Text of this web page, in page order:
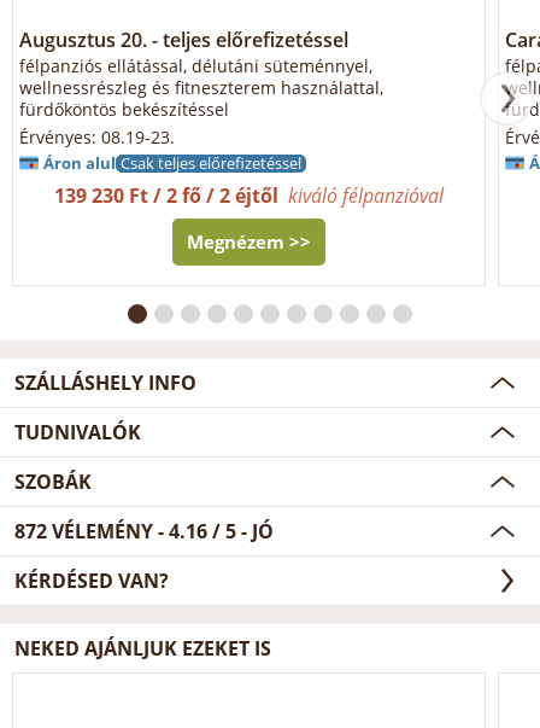
Augusztus 20. - teljes előrefizetéssel
félpanziós ellátással, délutáni süteménnyel,
wellnessrészleg és fitneszterem használattal,
fürdőköntös bekészítéssel
Érvényes: 08.19-23.
Áron alul Csak teljes előrefizetéssel
139 230 Ft / 2 fő / 2 éjtőlkiváló félpanzióval
Megnézem >>
SZÁLLÁSHELY INFO
TUDNIVALÓK
SZOBÁK
872VÉLEMÉNY -4.16/5- JÓ
KÉRDÉSED VAN?
NEKED AJÁNLJUK EZEKET IS